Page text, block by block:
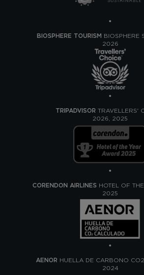
BIOSPHERE TOURISM BIOSPHERE
2026
TRIPADVISOR TRAVELLERS'
2026, 2025
CORENDON AIRLINES HOTEL OF
2025
AENOR HUELLA DE CARBONO
2024